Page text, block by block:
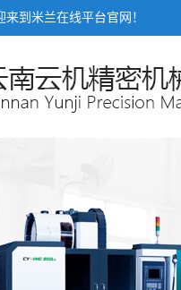
来到米兰在线平台官网！